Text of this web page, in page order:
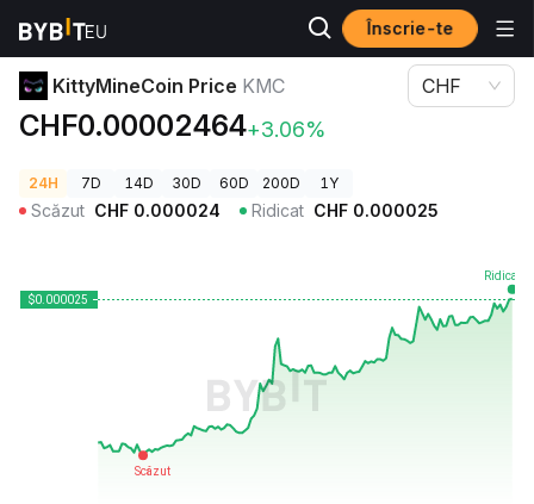
Înscrie-te
Prețuri Crypto
KittyMineCoin Price KMC
CHF0.00002464+3.06%
CHF
24H 7D 14D 30D 60D 200D 1Y
Scăzut CHF 0.000024 Ridicat CHF 0.000025